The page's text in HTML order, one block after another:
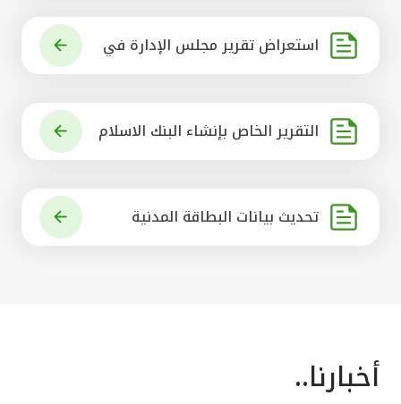
استعراض تقرير مجلس الإدارة في
التقرير الخاص بإنشاء البنك الاسلام
تحديث بيانات البطاقة المدنية
أخبارنا..